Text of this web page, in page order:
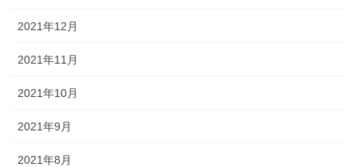
2021年12月
2021年11月
2021年10月
2021年9月
2021年8月